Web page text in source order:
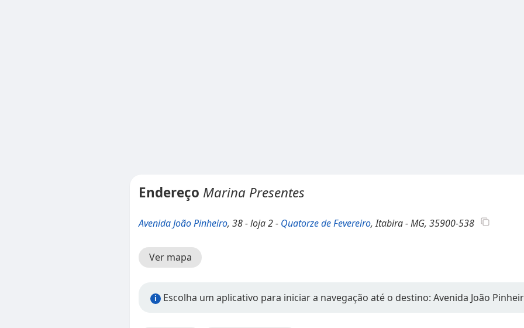
Endereço Marina Presentes
Avenida João Pinheiro, 38 - loja 2 - Quatorze de Fevereiro, Itabira - MG, 35900-538
Ver mapa
i Escolha um aplicativo para iniciar a navegação até o destino: Avenida João